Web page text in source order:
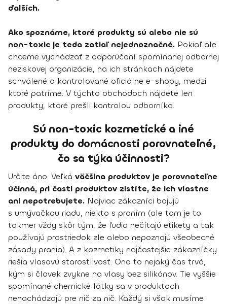
ďalších.
Ako spoznáme, ktoré produkty sú alebo nie sú
non-toxic je teda zatiaľ nejednoznačné. Pokiaľ ale
chceme vychádzať z odporúčaní spomínanej odbornej
neziskovej organizácie, na ich stránkach nájdete
schválené a kontrolované oficiálne e-shopy, medzi
ktoré patríme. V týchto obchodoch nájdete len
produkty, ktoré prešli kontrolou odborníka.
Sú non-toxic kozmetické a iné
produkty do domácnosti porovnateľné,
čo sa týka účinnosti?
Určite áno. Veľká väčšina produktov je porovnateľne
účinná, pri časti produktov zistíte, že ich vlastne
ani nepotrebujete. Najviac zákazníci bojujú
s umývačkou riadu, niekto s praním (ale tam je to
takmer vždy skôr tým, že ľudia nečítajú etikety a tak
používajú prostriedok zle alebo nepoznajú všeobecné
zásady prania). A z kozmetiky najčastejšie zákazníčky
riešia vlasovú starostlivosť. Ono to nejaký čas trvá,
kým si človek zvykne na vlasy bez silikónov. Tie vyššie
spomínané chemické látky sa v produktoch
nenachádzajú pre nič za nič. Každý si však musíme